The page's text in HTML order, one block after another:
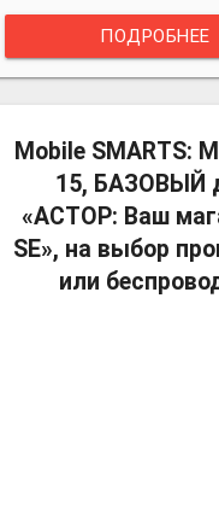
ПОДРОБНЕЕ
Mobile SMARTS:
15, БАЗОВЫЙ
«АСТОР: Ваш
SE», на выбор
или